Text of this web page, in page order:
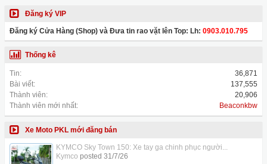
Đăng ký VIP
Đăng ký Cửa Hàng (Shop) và Đưa tin rao vặt lên Top: Lh: 0903.010.795
Thống kê
Tin:
36,871
Bài viết:
137,555
Thành viên:
20,906
Thành viên mới nhất:
Beaconkbw
Xe Moto PKL mới đăng bán
KYMCO Sky Town 150: Xe tay ga chinh phục người...
Kymco posted 31/7/26